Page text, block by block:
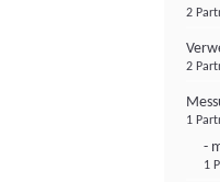
2
2
1
-
1